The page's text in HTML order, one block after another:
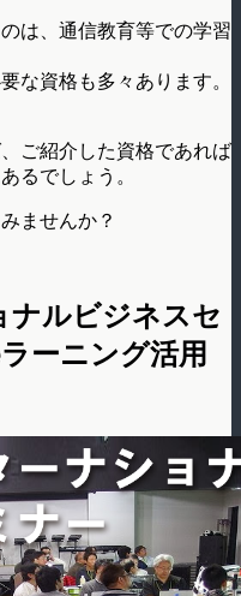
のは、通信教育等での学習
な資格も多々あります。
ご紹介した資格であれば
るでしょう。
ませんか？
ナルビジネスセ
ーニング活用